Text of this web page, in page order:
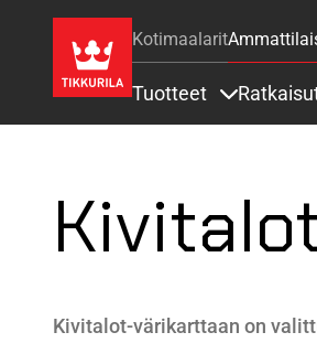
Kotimaalarit
Tuotteet
Kivitalot-värikarttaan on